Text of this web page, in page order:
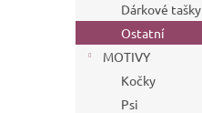
Dárkové tašky
Ostatní
MOTIVY
Kočky
Psi